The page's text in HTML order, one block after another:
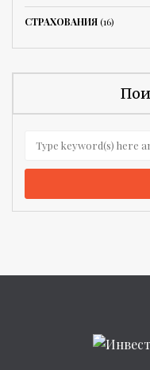
СТРАХОВАНИЯ(16)